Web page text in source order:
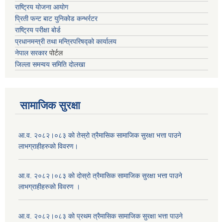
राष्ट्रिय योजना आयोग
प्रिती फन्ट बाट युनिकोड कन्भर्रटर
राष्ट्रिय परीक्षा बोर्ड
प्रधानमन्त्री तथा मन्त्रिपरिषद्को कार्यालय
नेपाल सरकारपोर्टल
जिल्ला समन्वय समिति दोलखा
सामाजिक सुरक्षा
आ.व. २०८२।०८३ को तेस्रो त्रैमासिक सामाजिक सुरक्षा भत्ता पाउने
लाभग्राहीहरुको विवरण।
आ.व. २०८२।०८३ को दोस्रो त्रैमासिक सामाजिक सुरक्षा भत्ता पाउने
लाभग्राहीहरुको विवरण ।
आ.व. २०८२।०८३ को प्रथम त्रैमासिक सामाजिक सुरक्षा भत्ता पाउने